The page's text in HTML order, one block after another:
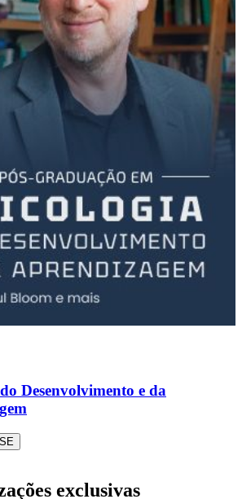
Desenvolvimento e da
exclusivas